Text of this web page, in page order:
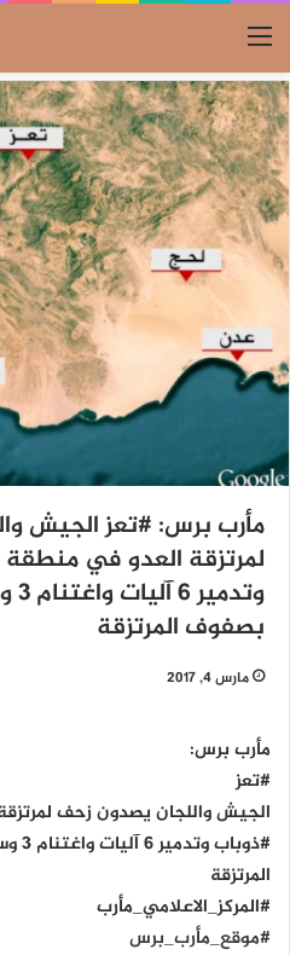
القائمة
مأرب برس: #تعز الجيش
لمرتزقة العدو في منطقة
بصفوف المرتزقة
مارس 4, 2017
مأرب برس:
#تعز
الجيش واللجان يصدون زحف
المرتزقة
#المركز_الاعلامي_مأرب
#موقع_مأرب_برس